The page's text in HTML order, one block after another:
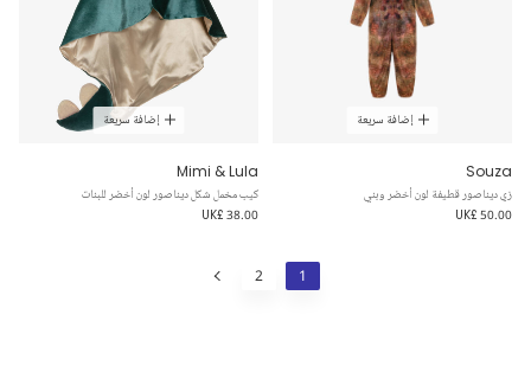
إضافة سريعة
Souza
زي ديناصور قطيفة لون أخضر وبني
UK£ 50.00
إضافة سريعة
Mimi & Lula
كيب مخمل شكل ديناصور لون أخضر للبنات
UK£ 38.00
1
2